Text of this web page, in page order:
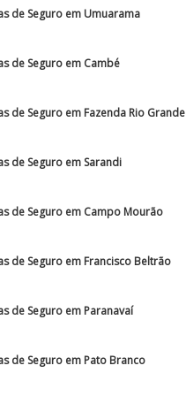
de Seguro em Umuarama
de Seguro em Cambé
de Seguro em Fazenda Rio Grande
de Seguro em Sarandi
de Seguro em Campo Mourão
de Seguro em Francisco Beltrão
de Seguro em Paranavaí
de Seguro em Pato Branco